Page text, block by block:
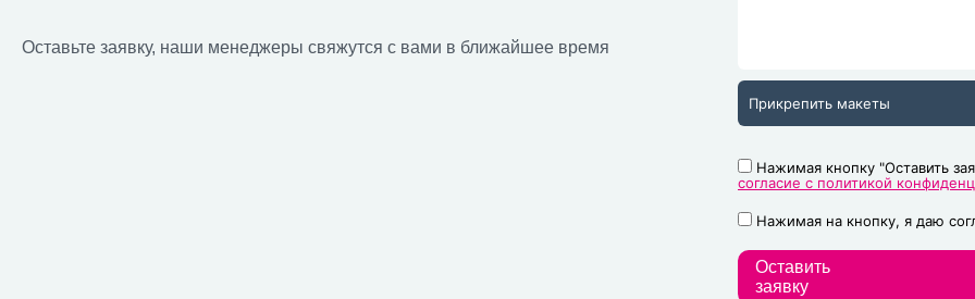
Оставьте заявку, наши менеджеры свяжутся с вами в ближайшее время
Прикрепить макеты
Нажимая кнопку "Оставить
согласие с политикой
Нажимая на кнопку, я даю
Оставить
заявку